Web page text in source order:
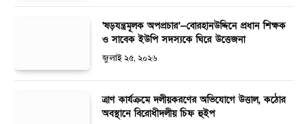
‘ষড়যন্ত্রমূলক অপপ্রচার’—বোরহানউদ্দিনে প্রধান শিক্ষক
ও সাবেক ইউপি সদস্যকে ঘিরে উত্তেজনা
জুলাই ২৫, ২০২৬
ত্রাণ কার্যক্রমে দলীয়করণের অভিযোগে উত্তাল, কঠোর
অবস্থানে বিরোধীদলীয় চিফ হুইপ